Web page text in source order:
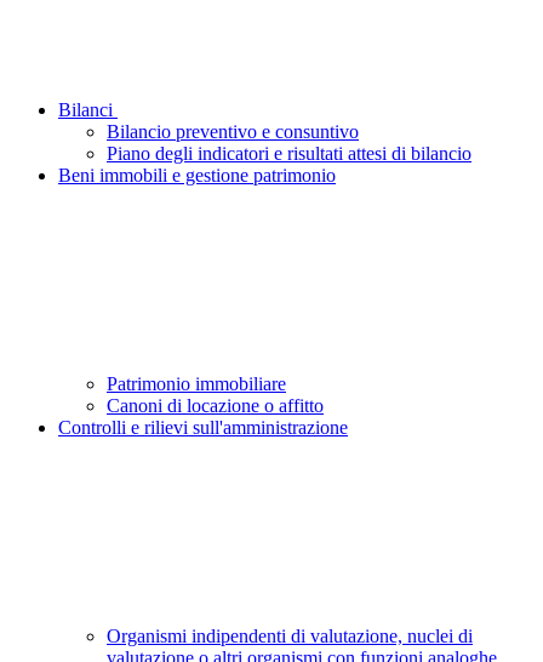
Bilanci
Bilancio preventivo e consuntivo
Piano degli indicatori e risultati attesi di bilancio
Beni immobili e gestione patrimonio
Patrimonio immobiliare
Canoni di locazione o affitto
Controlli e rilievi sull'amministrazione
Organismi indipendenti di valutazione, nuclei di